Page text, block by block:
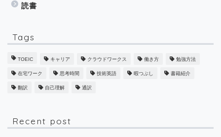
読書
Tags
TOEIC キャリア クラウドワークス 働き方 勉強方法
在宅ワーク 思考時間 技術英語 暇つぶし 書籍紹介
翻訳 自己理解 通訳
Recent post